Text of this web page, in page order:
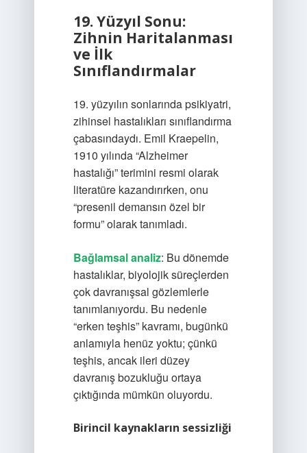
19. Yüzyıl Sonu:
Zihnin Haritalanması
ve İlk
Sınıflandırmalar
19. yüzyılın sonlarında psikiyatri,
zihinsel hastalıkları sınıflandırma
çabasındaydı. Emil Kraepelin,
1910 yılında “Alzheimer
hastalığı” terimini resmi olarak
literatüre kazandırırken, onu
“presenil demansın özel bir
formu” olarak tanımladı.
Bağlamsal analiz: Bu dönemde
hastalıklar, biyolojik süreçlerden
çok davranışsal gözlemlerle
tanımlanıyordu. Bu nedenle
“erken teşhis” kavramı, bugünkü
anlamıyla henüz yoktu; çünkü
teşhis, ancak ileri düzey
davranış bozukluğu ortaya
çıktığında mümkün oluyordu.
Birincil kaynakların sessizliği